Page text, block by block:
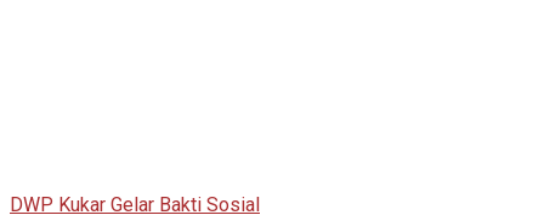
DWP Kukar Gelar Bakti Sosial